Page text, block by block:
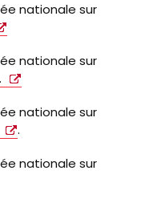
nationale sur
nationale sur
nationale sur
.
nationale sur